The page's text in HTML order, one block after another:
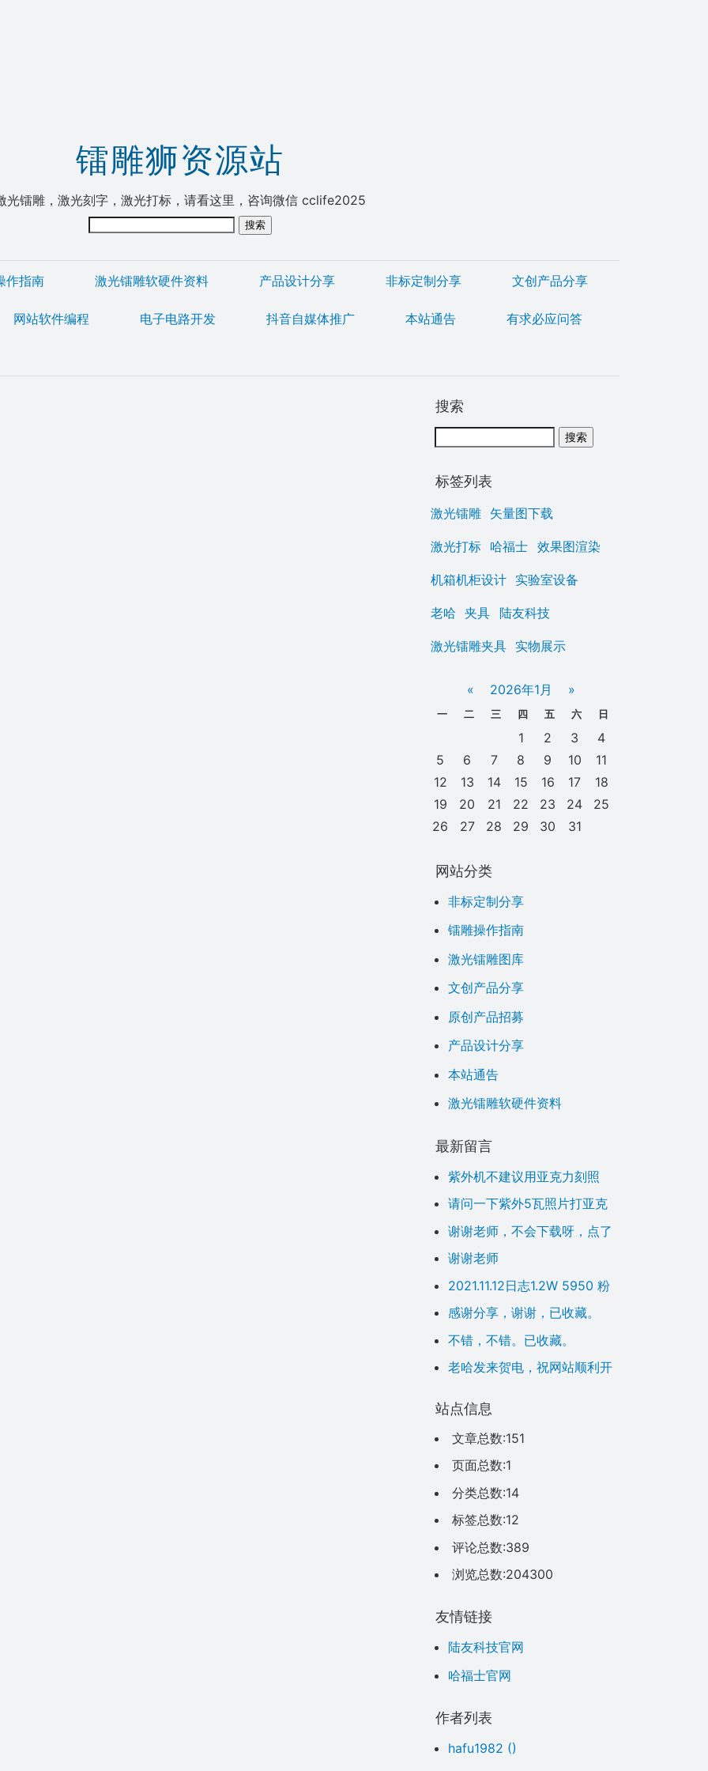
镭雕狮资源站
光镭雕，激光刻字，激光打标，请看这里，咨询微信 cclife2025
作指南 激光镭雕软硬件资料 产品设计分享 非标定制分享 文创产品分享
网站软件编程 电子电路开发 抖音自媒体推广 本站通告 有求必应问答
搜索
标签列表
激光镭雕 矢量图下载
激光打标 哈福士 效果图渲染
机箱机柜设计 实验室设备
老哈 夹具 陆友科技
激光镭雕夹具 实物展示
« 2026年1月 »
一 二 三 四 五 六 日
1 2 3
4
5
6 7 8 9 10
11
12
13 14 15 16 17
18
19
20 21 22 23 24
25
26
27 28 29 30 31
网站分类
非标定制分享
镭雕操作指南
激光镭雕图库
文创产品分享
原创产品招募
产品设计分享
本站通告
激光镭雕软硬件资料
最新留言
紫外机不建议用亚克力刻照
片，效果不好。考虑玻璃或金属
试
请问一下紫外5瓦照片打亚克
力板参数需要怎么设定
谢谢老师，不会下载呀，点了
没反应呀
谢谢老师
2021.11.12日志1.2W 5950 粉
丝，加油 加油
感谢分享，谢谢，已收藏。
不错，不错。已收藏。
老哈发来贺电，祝网站顺利开
站点信息
文章总数:151
页面总数:1
分类总数:14
标签总数:12
评论总数:389
浏览总数:204300
友情链接
陆友科技官网
哈福士官网
作者列表
hafu1982 ()